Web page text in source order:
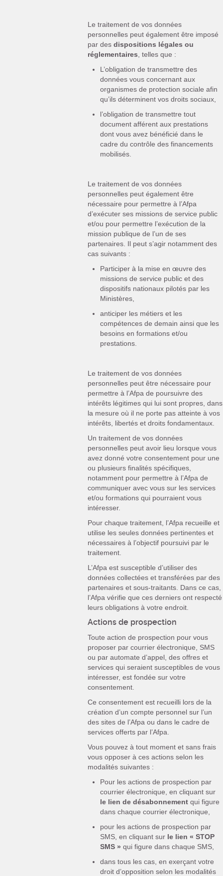
Le traitement de vos données
personnelles peut également être imposé
par des dispositions légales ou
réglementaires , telles que :
L’obligation de transmettre des
données vous concernant aux
organismes de protection sociale afin
qu’ils déterminent vos droits sociaux,
l’obligation de transmettre tout
document afférent aux prestations
dont vous avez bénéficié dans le
cadre du contrôle des financements
mobilisés.
Le traitement de vos données
personnelles peut également être
nécessaire pour permettre à l’Afpa
d’exécuter ses missions de service public
et/ou pour permettre l’exécution de la
mission publique de l’un de ses
partenaires. Il peut s’agir notamment des
cas suivants :
Participer à la mise en œuvre des
missions de service public et des
dispositifs nationaux pilotés par les
Ministères,
anticiper les métiers et les
compétences de demain ainsi que les
besoins en formations et/ou
prestations.
Le traitement de vos données
personnelles peut être nécessaire pour
permettre à l’Afpa de poursuivre des
intérêts légitimes qui lui sont propres, dans
la mesure où il ne porte pas atteinte à vos
intérêts, libertés et droits fondamentaux.
Un traitement de vos données
personnelles peut avoir lieu lorsque vous
avez donné votre consentement pour une
ou plusieurs finalités spécifiques,
notamment pour permettre à l’Afpa de
communiquer avec vous sur les services
et/ou formations qui pourraient vous
intéresser.
Pour chaque traitement, l’Afpa recueille et
utilise les seules données pertinentes et
nécessaires à l’objectif poursuivi par le
traitement.
L’Afpa est susceptible d’utiliser des
données collectées et transférées par des
partenaires et sous-traitants. Dans ce cas,
l’Afpa vérifie que ces derniers ont respecté
leurs obligations à votre endroit.
Actions de prospection
Toute action de prospection pour vous
proposer par courrier électronique, SMS
ou par automate d’appel, des offres et
services qui seraient susceptibles de vous
intéresser, est fondée sur votre
consentement.
Ce consentement est recueilli lors de la
création d’un compte personnel sur l’un
des sites de l’Afpa ou dans le cadre de
services offerts par l’Afpa.
Vous pouvez à tout moment et sans frais
vous opposer à ces actions selon les
modalités suivantes :
Pour les actions de prospection par
courrier électronique, en cliquant sur
le lien de désabonnementqui figure
dans chaque courrier électronique,
pour les actions de prospection par
SMS, en cliquant sur le lien « STOP
SMS » qui figure dans chaque SMS,
dans tous les cas, en exerçant votre
droit d’opposition selon les modalités